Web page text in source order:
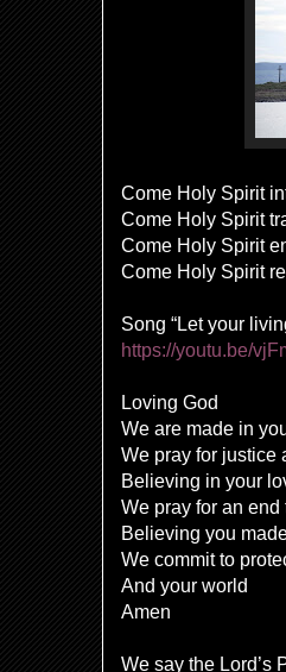
Come Holy Spirit
Come Holy Spirit
Come Holy Spirit
Come Holy Spirit
Song “Let your
https://youtu.be/
Loving God
We are made in
We pray for justice
Believing in your
We pray for an end
Believing you
We commit to
And your world
Amen
We say the Lord’s